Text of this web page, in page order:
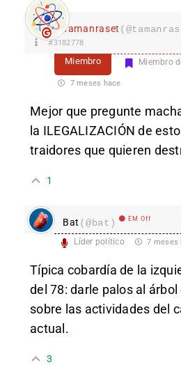
Tamanraset
#3182778
Miembro Miembro
7 meses hace
Mejor que pregunte
la ILEGALIZACIÓN de
traidores que quieren
1
Bat (@bat) EM Off
Líder político 7 meses
Típica cobardía de la
del 78: darle palos al
sobre las actividades del
actual.
3